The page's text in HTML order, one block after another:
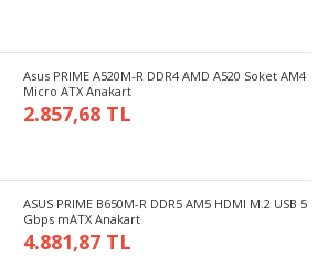
Asus PRIME A520M-R DDR4 AMD A520 Soket AM4
Micro ATX Anakart
2.857,68 TL
ASUS PRIME B650M-R DDR5 AM5 HDMI M.2 USB 5
Gbps mATX Anakart
4.881,87 TL